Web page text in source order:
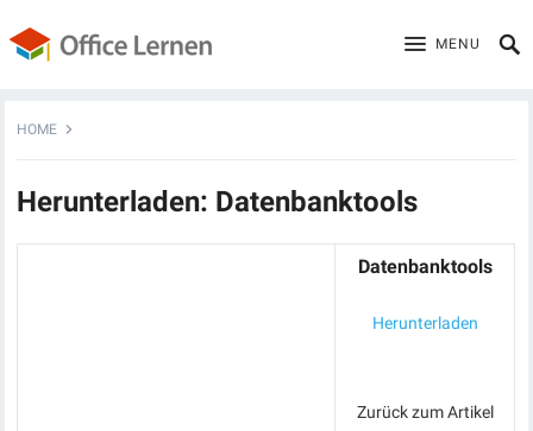
MENU
HOME
Herunterladen: Datenbanktools
Datenbanktools
Herunterladen
Zurück zum Artikel